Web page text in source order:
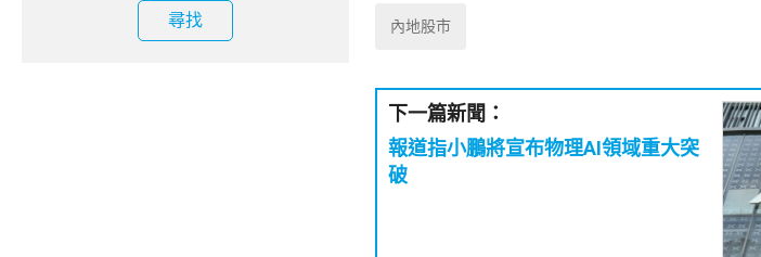
尋找 內地股市
下一篇新聞：
報道指小鵬將宣布物理AI領域重大突
破